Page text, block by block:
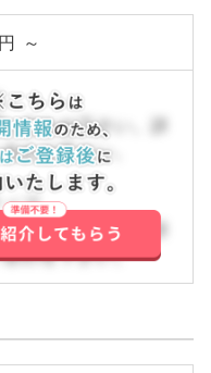
～
合わせ下さい。詳
わせ下さい。
ィブ
合わせ下さい。詳
合わせ下さい。